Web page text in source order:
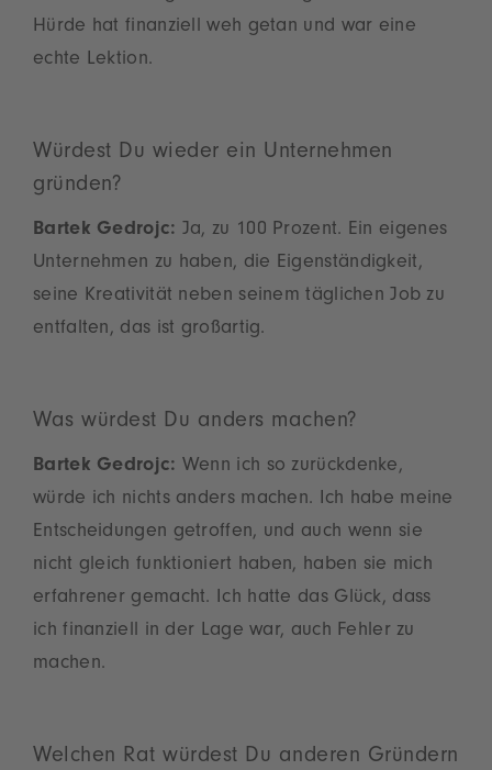
Hürde hat finanziell weh getan und war eine
echte Lektion.
Würdest Du wieder ein Unternehmen
gründen?
Bartek Gedrojc: Ja, zu 100 Prozent. Ein eigenes
Unternehmen zu haben, die Eigenständigkeit,
seine Kreativität neben seinem täglichen Job zu
entfalten, das ist großartig.
Was würdest Du anders machen?
Bartek Gedrojc: Wenn ich so zurückdenke,
würde ich nichts anders machen. Ich habe meine
Entscheidungen getroffen, und auch wenn sie
nicht gleich funktioniert haben, haben sie mich
erfahrener gemacht. Ich hatte das Glück, dass
ich finanziell in der Lage war, auch Fehler zu
machen.
Welchen Rat würdest Du anderen Gründern